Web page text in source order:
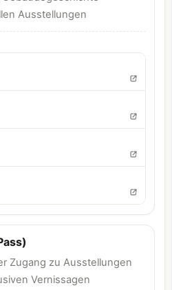
Ausstellungen
Zugang zu Ausstellungen
Vernissagen